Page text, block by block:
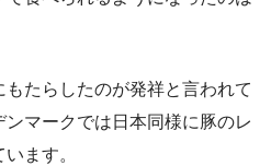
たらしたのが発祥と言われて
マークでは日本同様に豚のレ
ます。